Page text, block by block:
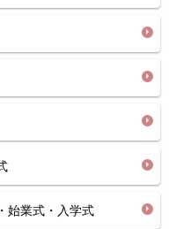
業式・入学式